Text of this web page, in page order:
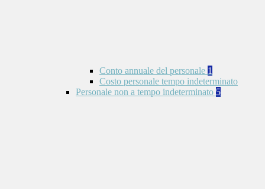
Conto annuale del personale 1
Costo personale tempo indeterminato
Personale non a tempo indeterminato 5